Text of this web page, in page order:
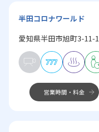
半田コロナワールド
愛知県半田市旭町3-11-1
営業時間・料金